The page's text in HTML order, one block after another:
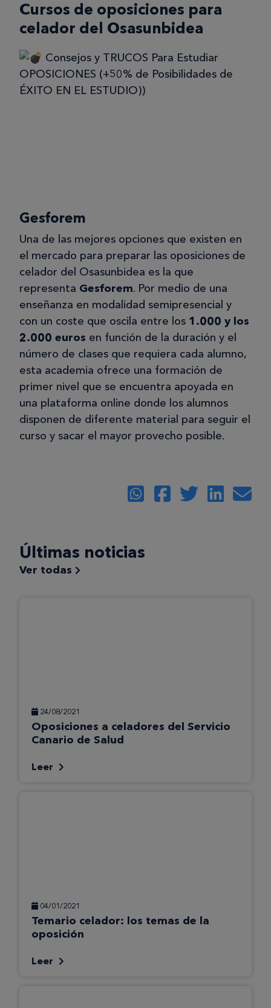
Cursos de oposiciones para
celador del Osasunbidea
Gesforem
Una de las mejores opciones que existen en
el mercado para preparar las oposiciones de
celador del Osasunbidea es la que
representa Gesforem. Por medio de una
enseñanza en modalidad semipresencial y
con un coste que oscila entre los 1.000 y los
2.000 euros en función de la duración y el
número de clases que requiera cada alumno,
esta academia ofrece una formación de
primer nivel que se encuentra apoyada en
una plataforma online donde los alumnos
disponen de diferente material para seguir el
curso y sacar el mayor provecho posible.
Últimas noticias
Ver todas
24/08/2021
Oposiciones a celadores del Servicio
Canario de Salud
Leer
04/01/2021
Temario celador: los temas de la
oposición
Leer